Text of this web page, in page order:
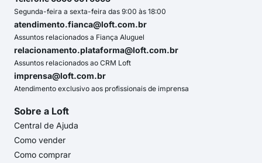
Segunda-feira a sexta-feira das 9:00 às 18:00
atendimento.fianca@loft.com.br
Assuntos relacionados a Fiança Aluguel
relacionamento.plataforma@loft.com.br
Assuntos relacionados ao CRM Loft
imprensa@loft.com.br
Atendimento exclusivo aos profissionais de imprensa
Sobre a Loft
Central de Ajuda
Como vender
Como comprar